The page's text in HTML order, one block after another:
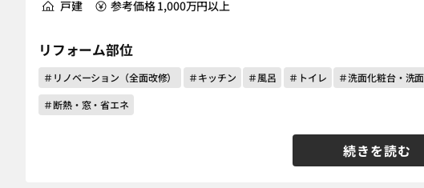
続きを読む
戸建 参考価格 1,000万円以上
リフォーム部位
＃リノベーション（全面改修） ＃キッチン ＃風呂 ＃トイレ ＃洗面化粧台・洗
＃断熱・窓・省エネ